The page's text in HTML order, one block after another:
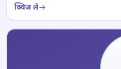
क्विज़ लें